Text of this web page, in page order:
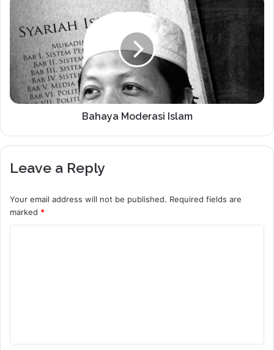
Bahaya Moderasi Islam
Leave a Reply
Your email address will not be published. Required fields are
marked *
t